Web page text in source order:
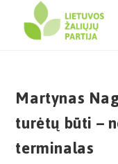
Martynas
turėtų būti –
terminalas